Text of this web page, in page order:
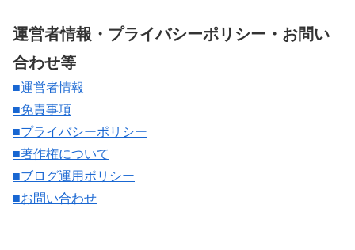
運営者情報・プライバシーポリシー・お問い
合わせ等
■運営者情報
■免責事項
■プライバシーポリシー
■著作権について
■ブログ運用ポリシー
■お問い合わせ